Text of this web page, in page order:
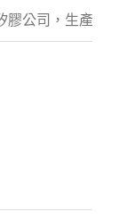
膠公司，生產各